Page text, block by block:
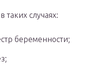
случаях:
беременности;